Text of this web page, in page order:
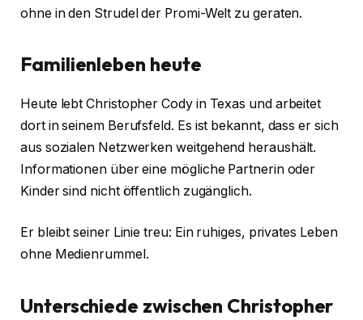
ohne in den Strudel der Promi-Welt zu geraten.
Familienleben heute
Heute lebt Christopher Cody in Texas und arbeitet
dort in seinem Berufsfeld. Es ist bekannt, dass er sich
aus sozialen Netzwerken weitgehend heraushält.
Informationen über eine mögliche Partnerin oder
Kinder sind nicht öffentlich zugänglich.
Er bleibt seiner Linie treu: Ein ruhiges, privates Leben
ohne Medienrummel.
Unterschiede zwischen Christopher